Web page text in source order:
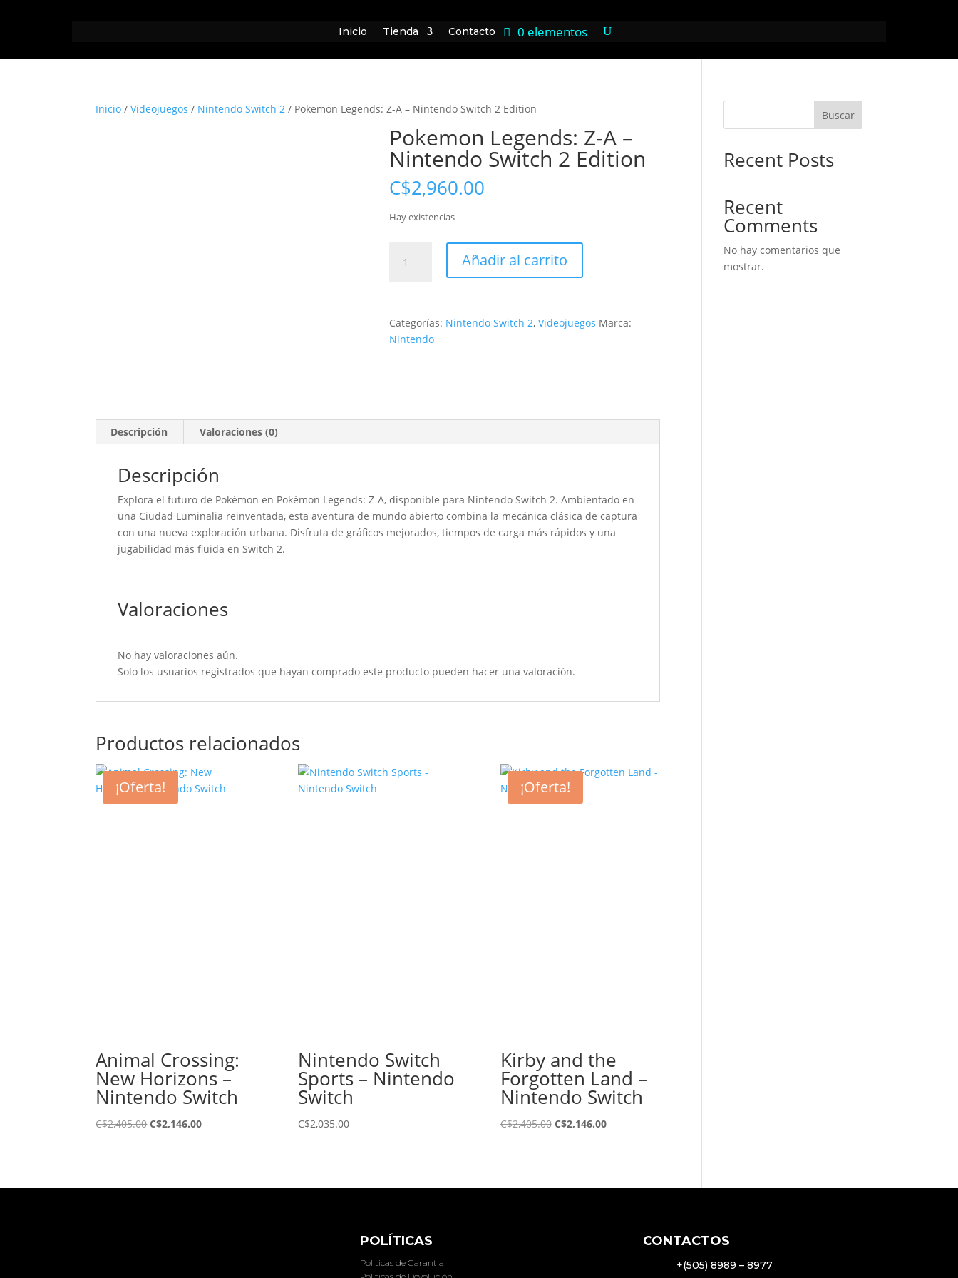
Inicio Tienda Contacto 0 elementos
Inicio /Videojuegos / Nintendo Switch 2 / Pokemon Legends: Z-A – Nintendo Switch 2 Edition
Pokemon Legends: Z-A –
Nintendo Switch 2 Edition
C$2,960.00
Hay existencias
Legends:
Nintendo
Añadir al carrito
Categorías: Nintendo Switch 2,Videojuegos Marca:
Nintendo
Descripción Valoraciones (0)
Descripción
Explora el futuro de Pokémon en Pokémon Legends: Z-A, disponible para Nintendo Switch 2. Ambientado en
una Ciudad Luminalia reinventada, esta aventura de mundo abierto combina la mecánica clásica de captura
con una nueva exploración urbana. Disfruta de gráficos mejorados, tiempos de carga más rápidos y una
jugabilidad más fluida en Switch 2.
Valoraciones
No hay valoraciones aún.
Solo los usuarios registrados que hayan comprado este producto pueden hacer una valoración.
Productos relacionados
¡Oferta!
Animal Crossing:
New Horizons –
Nintendo Switch
C$2,405.00El
C$2,405.00.
C$2,146.00El
C$2,146.00.
Nintendo Switch
Sports – Nintendo
Switch
C$2,035.00
¡Oferta!
Kirby and the
Forgotten Land –
Nintendo Switch
C$2,405.00 El
C$2,405.00.
C$2,146.00El
C$2,146.00.
Buscar
Recent Posts
Recent
Comments
No hay comentarios que
mostrar.
POLÍTICAS
Politicas de Garantia
CONTACTOS
+(505) 8989 – 8977